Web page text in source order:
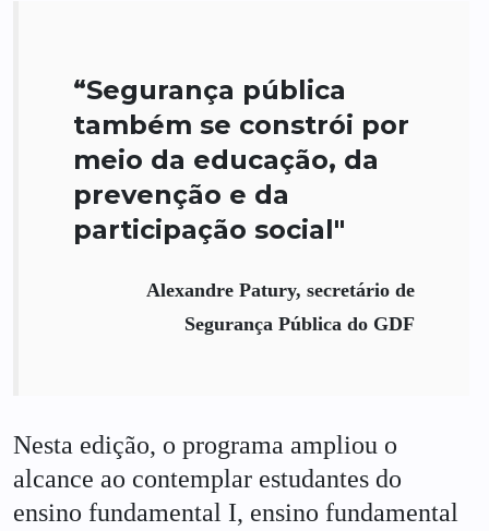
“Segurança pública
também se constrói por
meio da educação, da
prevenção e da
participação social"
Alexandre Patury, secretário de
Segurança Pública do GDF
Nesta edição, o programa ampliou o
alcance ao contemplar estudantes do
ensino fundamental I, ensino fundamental